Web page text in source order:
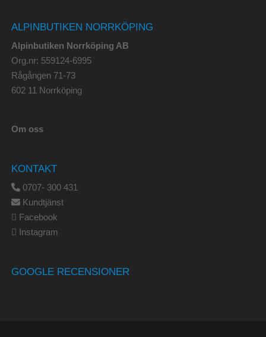
ALPINBUTIKEN NORRKÖPING
Alpinbutiken Norrköping AB
Org.nr: 559124-6995
Rågången 71-73
602 11 Norrköping
Om oss
KONTAKT
0707- 300 431
Kundtjänst
Facebook
Instagram
GOOGLE RECENSIONER